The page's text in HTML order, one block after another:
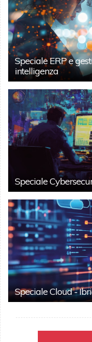
Speciale ERP e
intelligenza
Speciale
Speciale Cloud -